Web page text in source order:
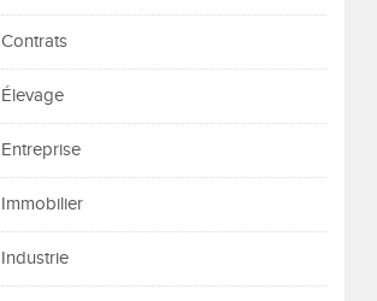
Contrats
Élevage
Entreprise
Immobilier
Industrie